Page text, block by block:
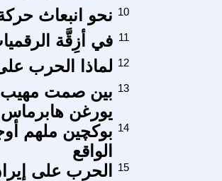
نحو انبعاث 10
في أزِقَّة 11
لماذا الحرب 12
بين صمت مهيب
يورغن هابرماس
13
بوکچين ملهم
الواقع
14
الحرب على إيران 15